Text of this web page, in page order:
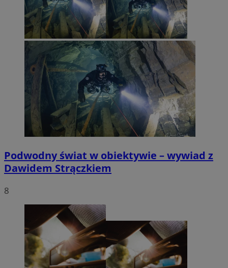
Podwodny świat w obiektywie – wywiad z
Dawidem Strączkiem
8